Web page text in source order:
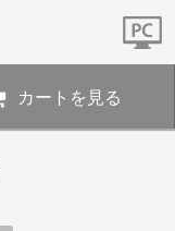
カートを見る